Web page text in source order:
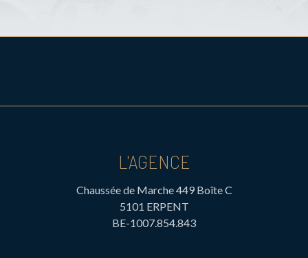
L'AGENCE
Chaussée de Marche 449 Boîte C
5101 ERPENT
BE-1007.854.843